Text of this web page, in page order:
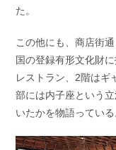
た。
この他にも、商店街
国の登録有形文化財
レストラン、2階はギ
部には内子座という
いたかを物語っている